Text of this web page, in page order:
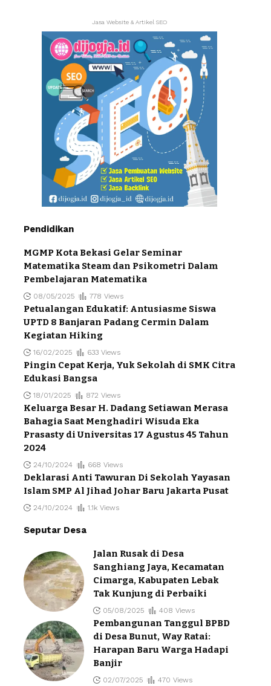
Jasa Website & Artikel SEO
Pendidikan
MGMP Kota Bekasi Gelar Seminar
Matematika Steam dan Psikometri Dalam
Pembelajaran Matematika
08/05/2025 778 Views
Petualangan Edukatif: Antusiasme Siswa
UPTD 8 Banjaran Padang Cermin Dalam
Kegiatan Hiking
16/02/2025 633 Views
Pingin Cepat Kerja, Yuk Sekolah di SMK Citra
Edukasi Bangsa
18/01/2025 872 Views
Keluarga Besar H. Dadang Setiawan Merasa
Bahagia Saat Menghadiri Wisuda Eka
Prasasty di Universitas 17 Agustus 45 Tahun
2024
24/10/2024 668 Views
Deklarasi Anti Tawuran Di Sekolah Yayasan
Islam SMP Al Jihad Johar Baru Jakarta Pusat
24/10/2024 1.1k Views
Seputar Desa
Jalan Rusak di Desa
Sanghiang Jaya, Kecamatan
Cimarga, Kabupaten Lebak
Tak Kunjung di Perbaiki
05/08/2025 408 Views
Pembangunan Tanggul BPBD
di Desa Bunut, Way Ratai:
Harapan Baru Warga Hadapi
Banjir
02/07/2025 470 Views